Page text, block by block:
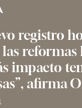
registro
reformas
impacto
afirma